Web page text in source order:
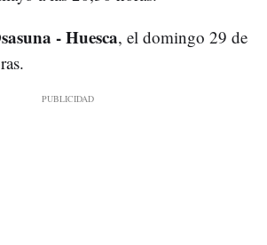
- Huesca, el domingo 29 de